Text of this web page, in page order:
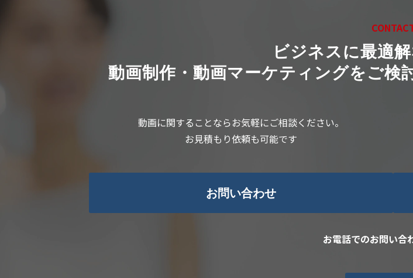
ビジネスに最適
動画制作・動画マーケティングをご検
動画に関することならお気軽にご相談ください。
お見積もり依頼も可能です
お問い合わせ
お電話でのお問い合